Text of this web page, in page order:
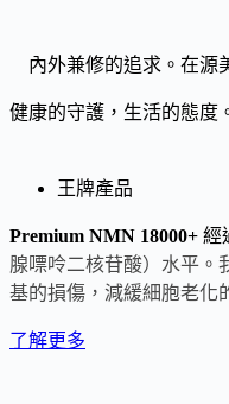
內外兼修的追求。在源
健康的守護，生活的態度
王牌產品
Premium NMN 18000+ 經
腺嘌呤二核苷酸）水平。
基的損傷，減緩細胞老化
了解更多